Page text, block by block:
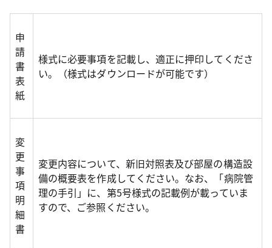
申
請
書
表
紙
様式に必要事項を記載し、適正に押印してくださ
い。（様式はダウンロードが可能です）
変
更
事
項
明
細
書
変更内容について、新旧対照表及び部屋の構造設
備の概要表を作成してください。なお、「病院管
理の手引」に、第5号様式の記載例が載っていま
すので、ご参照ください。